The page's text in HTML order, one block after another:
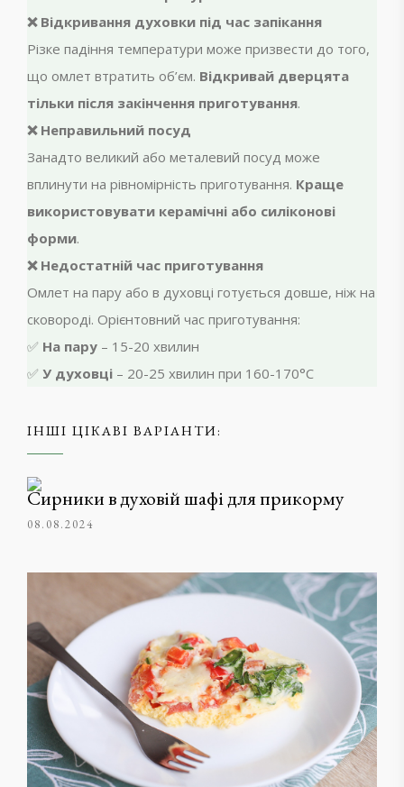
❌ Відкривання духовки під час запікання
Різке падіння температури може призвести до того,
що омлет втратить об’єм. Відкривай дверцята
тільки після закінчення приготування.
❌ Неправильний посуд
Занадто великий або металевий посуд може
вплинути на рівномірність приготування. Краще
використовувати керамічні або силіконові
форми.
❌ Недостатній час приготування
Омлет на пару або в духовці готується довше, ніж на
сковороді. Орієнтовний час приготування:
✅ На пару – 15-20 хвилин
✅ У духовці – 20-25 хвилин при 160-170°C
ІНШІ ЦІКАВІ ВАРІАНТИ:
Сирники в духовій шафі для прикорму
08.08.2024